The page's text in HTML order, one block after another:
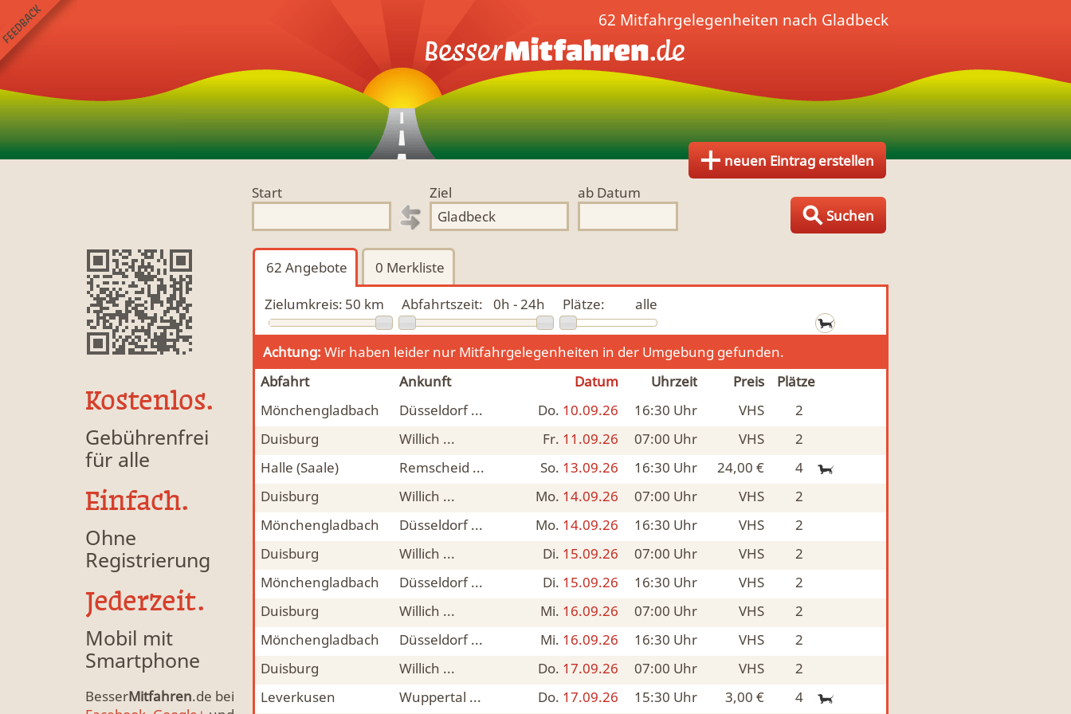
neuen Eintrag erstellen
Start
Ziel
ab Datum
Suchen
Kostenlos.
Gebührenfrei
für alle
Einfach.
Ohne
Registrierung
Jederzeit.
Mobil mit
Smartphone
BesserMitfahren.de bei
62 Mitfahrgelegenheiten nach Gladbeck
62 Angebote 0 Merkliste
Zielumkreis: 50 km Abfahrtszeit: 0h - 24h Plätze: alle
Achtung: Wir haben leider nur Mitfahrgelegenheiten in der Umgebung gefunden.
Abfahrt
Ankunft Datum Uhrzeit Preis
Plätze
Mönchengladbach
Düsseldorf ... Do. 10.09.26 16:30 Uhr VHS 2
Mitfahrgelegenheit & Fahrgemeinschaft
MFG
Duisburg
Willich ... Fr. 11.09.26 07:00 Uhr VHS 2
Mitfahrgelegenheit & Fahrgemeinschaft
MFG
Halle (Saale)
Remscheid ... So. 13.09.26 16:30 Uhr 24,00 € 4
Tiertransport, mit Hund, Hamster, Kleintiere
Mitfahrgelegenheit & Fahrgemeinschaft
MFG
Duisburg
Willich ... Mo. 14.09.26 07:00 Uhr VHS 2
Mitfahrgelegenheit & Fahrgemeinschaft
MFG
Mönchengladbach
Düsseldorf ... Mo. 14.09.26 16:30 Uhr VHS 2
Mitfahrgelegenheit & Fahrgemeinschaft
MFG
Duisburg
Willich ... Di. 15.09.26 07:00 Uhr VHS 2
Mitfahrgelegenheit & Fahrgemeinschaft
MFG
Mönchengladbach
Düsseldorf ... Di. 15.09.26 16:30 Uhr VHS 2
Mitfahrgelegenheit & Fahrgemeinschaft
Duisburg
Willich ... Mi. 16.09.26 07:00 Uhr VHS 2
Mitfahrgelegenheit & Fahrgemeinschaft
MFG
Mönchengladbach
Düsseldorf ... Mi. 16.09.26 16:30 Uhr VHS 2
Mitfahrgelegenheit & Fahrgemeinschaft
MFG
Duisburg
Willich ... Do. 17.09.26 07:00 Uhr VHS 2
Mitfahrgelegenheit & Fahrgemeinschaft
MFG
Leverkusen
Wuppertal ... Do. 17.09.26 15:30 Uhr 3,00 € 4
Tiertransport, mit Hund, Hamster, Kleintiere
Mitfahrgelegenheit & Fahrgemeinschaft
MFG